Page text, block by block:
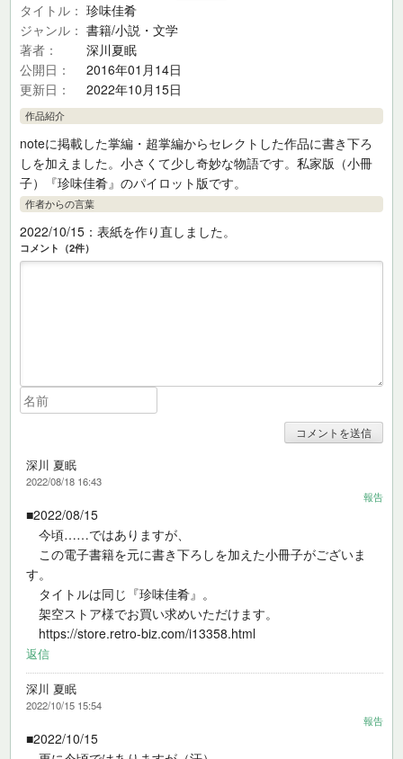
タイトル
珍味佳肴
ジャンル
書籍/小説・文学
著者
深川夏眠
公開日
2016年01月14日
更新日
2022年10月15日
作品紹介
noteに掲載した掌編・超掌編からセレクトした作品に書き下ろ
しを加えました。小さくて少し奇妙な物語です。私家版（小冊
子）『珍味佳肴』のパイロット版です。
作者からの言葉
2022/10/15：表紙を作り直しました。
コメント（2件）
深川 夏眠
2022/08/18 16:43
報告
■2022/08/15
今頃……ではありますが、
この電子書籍を元に書き下ろしを加えた小冊子がございま
す。
タイトルは同じ『珍味佳肴』。
架空ストア様でお買い求めいただけます。
https://store.retro-biz.com/i13358.html
返信
深川 夏眠
2022/10/15 15:54
報告
■2022/10/15